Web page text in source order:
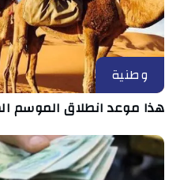
وطنية
هذا موعد انطلاق الموسم